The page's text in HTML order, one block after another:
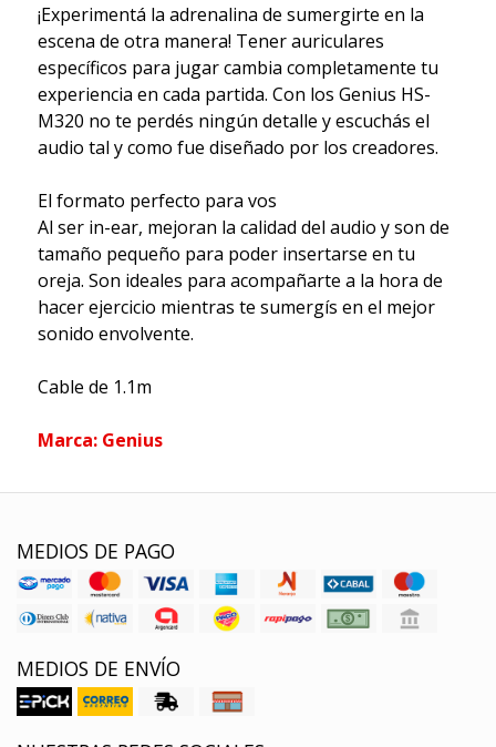
¡Experimentá la adrenalina de sumergirte en la
escena de otra manera! Tener auriculares
específicos para jugar cambia completamente tu
experiencia en cada partida. Con los Genius HS-
M320 no te perdés ningún detalle y escuchás el
audio tal y como fue diseñado por los creadores.
El formato perfecto para vos
Al ser in-ear, mejoran la calidad del audio y son de
tamaño pequeño para poder insertarse en tu
oreja. Son ideales para acompañarte a la hora de
hacer ejercicio mientras te sumergís en el mejor
sonido envolvente.
Cable de 1.1m
Marca: Genius
MEDIOS DE PAGO
MEDIOS DE ENVÍO